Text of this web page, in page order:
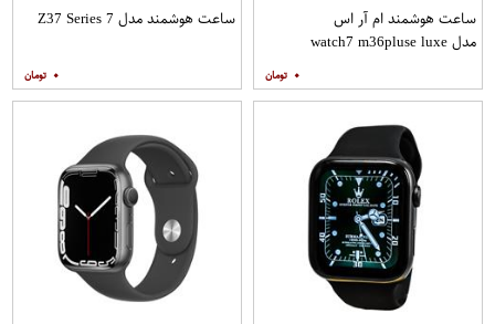
ساعت هوشمند ام آر اس
مدل watch7 m36pluse luxe
۰
ساعت هوشمند مدل Z37 Series 7
۰